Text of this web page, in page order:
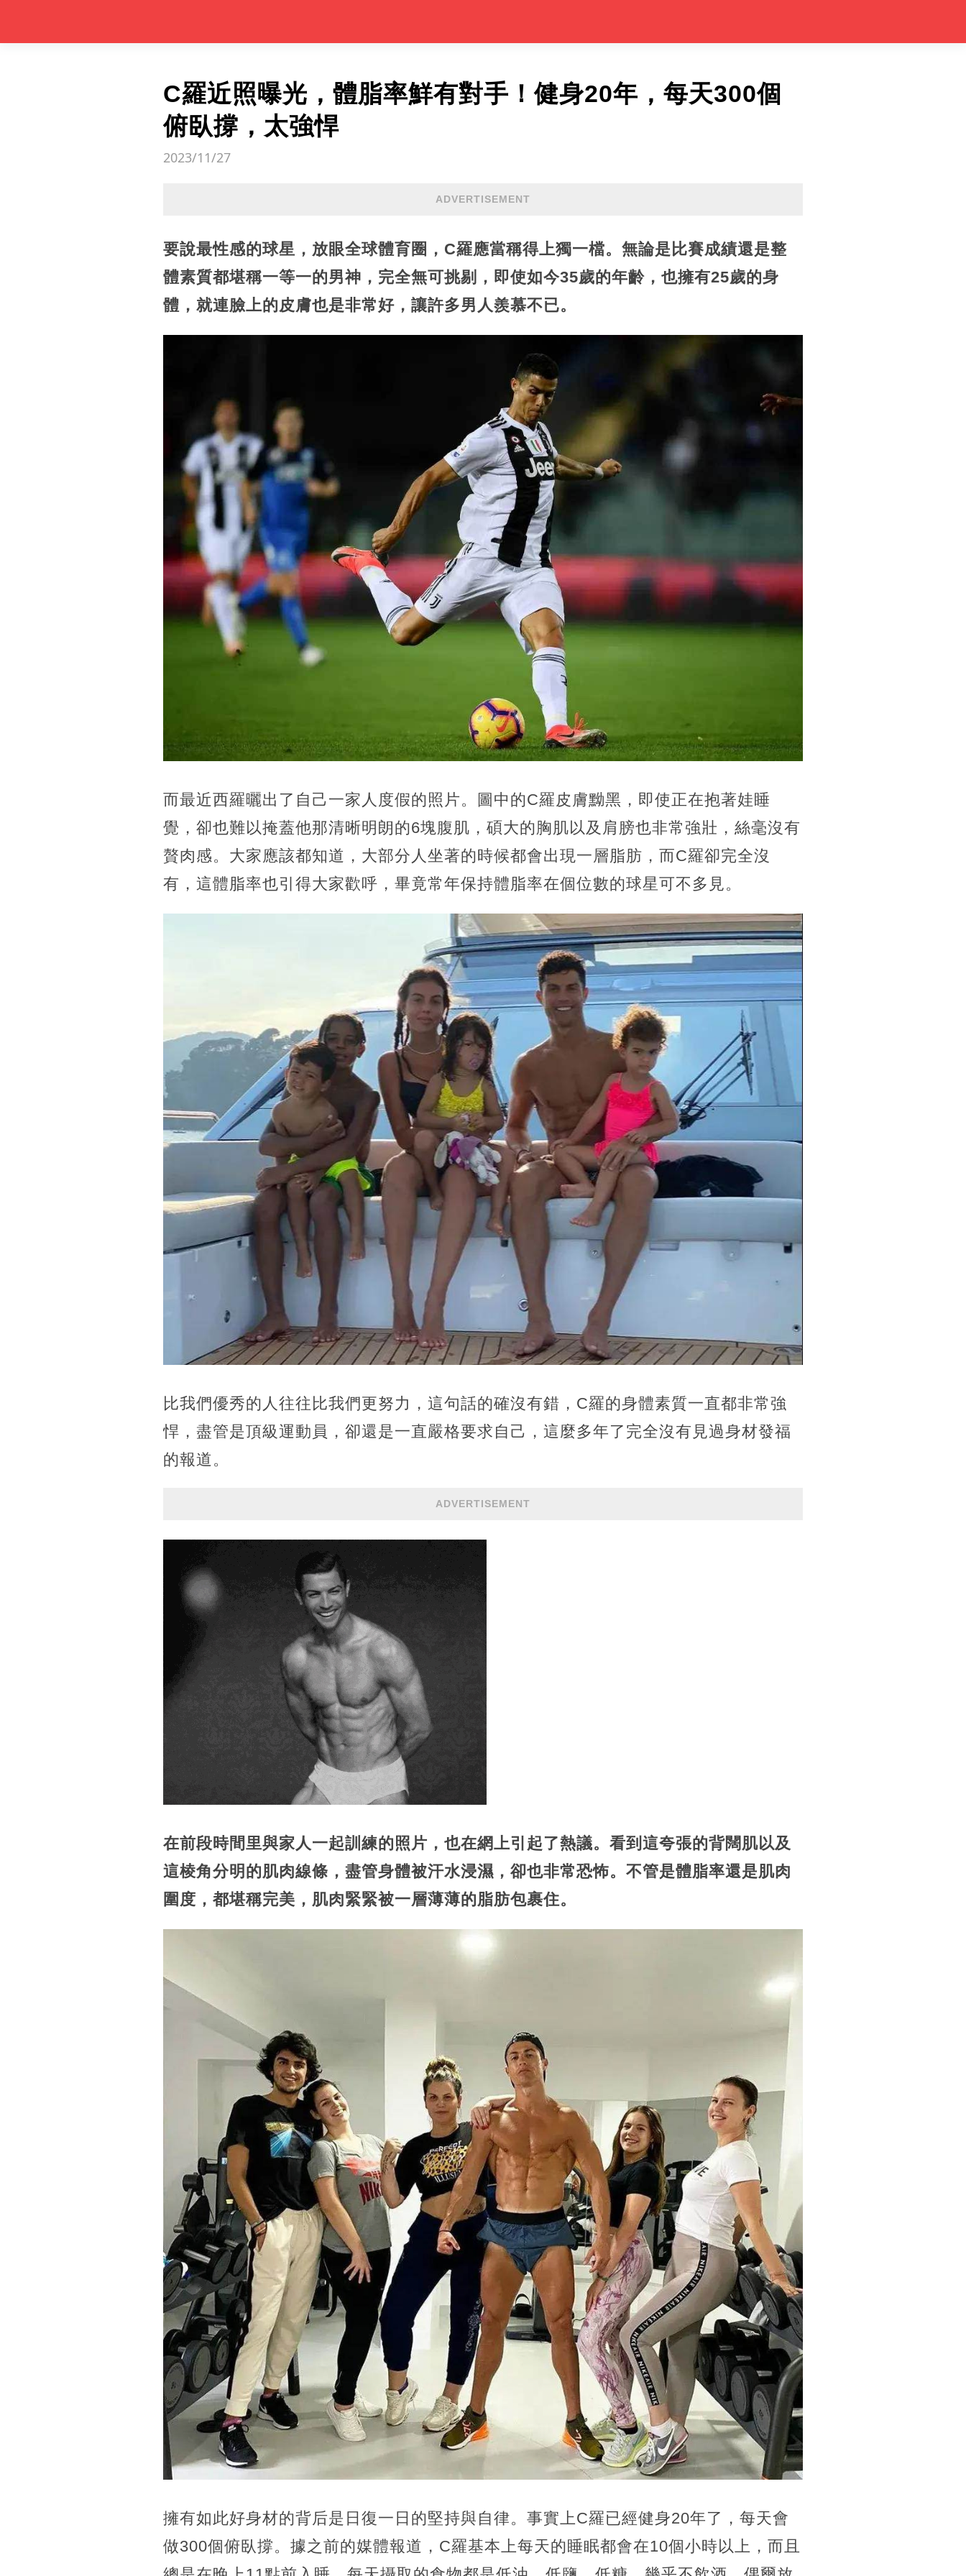
C羅近照曝光，體脂率鮮有對手！健身20年，每天300個
俯臥撐，太強悍
2023/11/27
ADVERTISEMENT
要說最性感的球星，放眼全球體育圈，C羅應當稱得上獨一檔。無論是比賽成績還是整
體素質都堪稱一等一的男神，完全無可挑剔，即使如今35歲的年齡，也擁有25歲的身
體，就連臉上的皮膚也是非常好，讓許多男人羨慕不已。
而最近西羅曬出了自己一家人度假的照片。圖中的C羅皮膚黝黑，即使正在抱著娃睡
覺，卻也難以掩蓋他那清晰明朗的6塊腹肌，碩大的胸肌以及肩膀也非常強壯，絲毫沒有
贅肉感。大家應該都知道，大部分人坐著的時候都會出現一層脂肪，而C羅卻完全沒
有，這體脂率也引得大家歡呼，畢竟常年保持體脂率在個位數的球星可不多見。
比我們優秀的人往往比我們更努力，這句話的確沒有錯，C羅的身體素質一直都非常強
悍，盡管是頂級運動員，卻還是一直嚴格要求自己，這麼多年了完全沒有見過身材發福
的報道。
ADVERTISEMENT
在前段時間里與家人一起訓練的照片，也在網上引起了熱議。看到這夸張的背闊肌以及
這棱角分明的肌肉線條，盡管身體被汗水浸濕，卻也非常恐怖。不管是體脂率還是肌肉
圍度，都堪稱完美，肌肉緊緊被一層薄薄的脂肪包裹住。
擁有如此好身材的背后是日復一日的堅持與自律。事實上C羅已經健身20年了，每天會
做300個俯臥撐。據之前的媒體報道，C羅基本上每天的睡眠都會在10個小時以上，而且